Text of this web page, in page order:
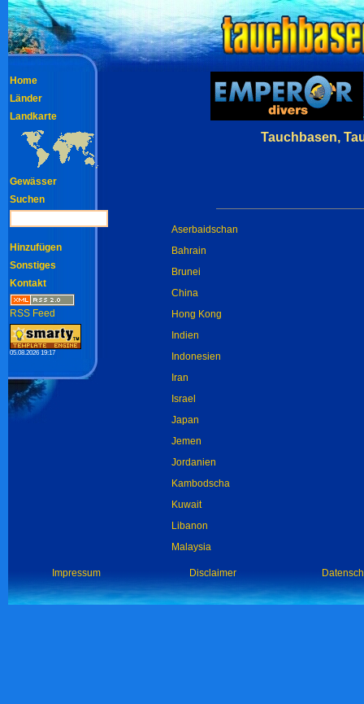
Tauchbasen,
Aserbaidschan
Bahrain
Brunei
China
Hong Kong
Indien
Indonesien
Iran
Israel
Japan
Jemen
Jordanien
Kambodscha
Kuwait
Libanon
Malaysia
Home
Länder
Landkarte
Gewässer
Suchen
Hinzufügen
Sonstiges
Kontakt
RSS Feed
05.08.2026 19:17
Impressum Disclaimer